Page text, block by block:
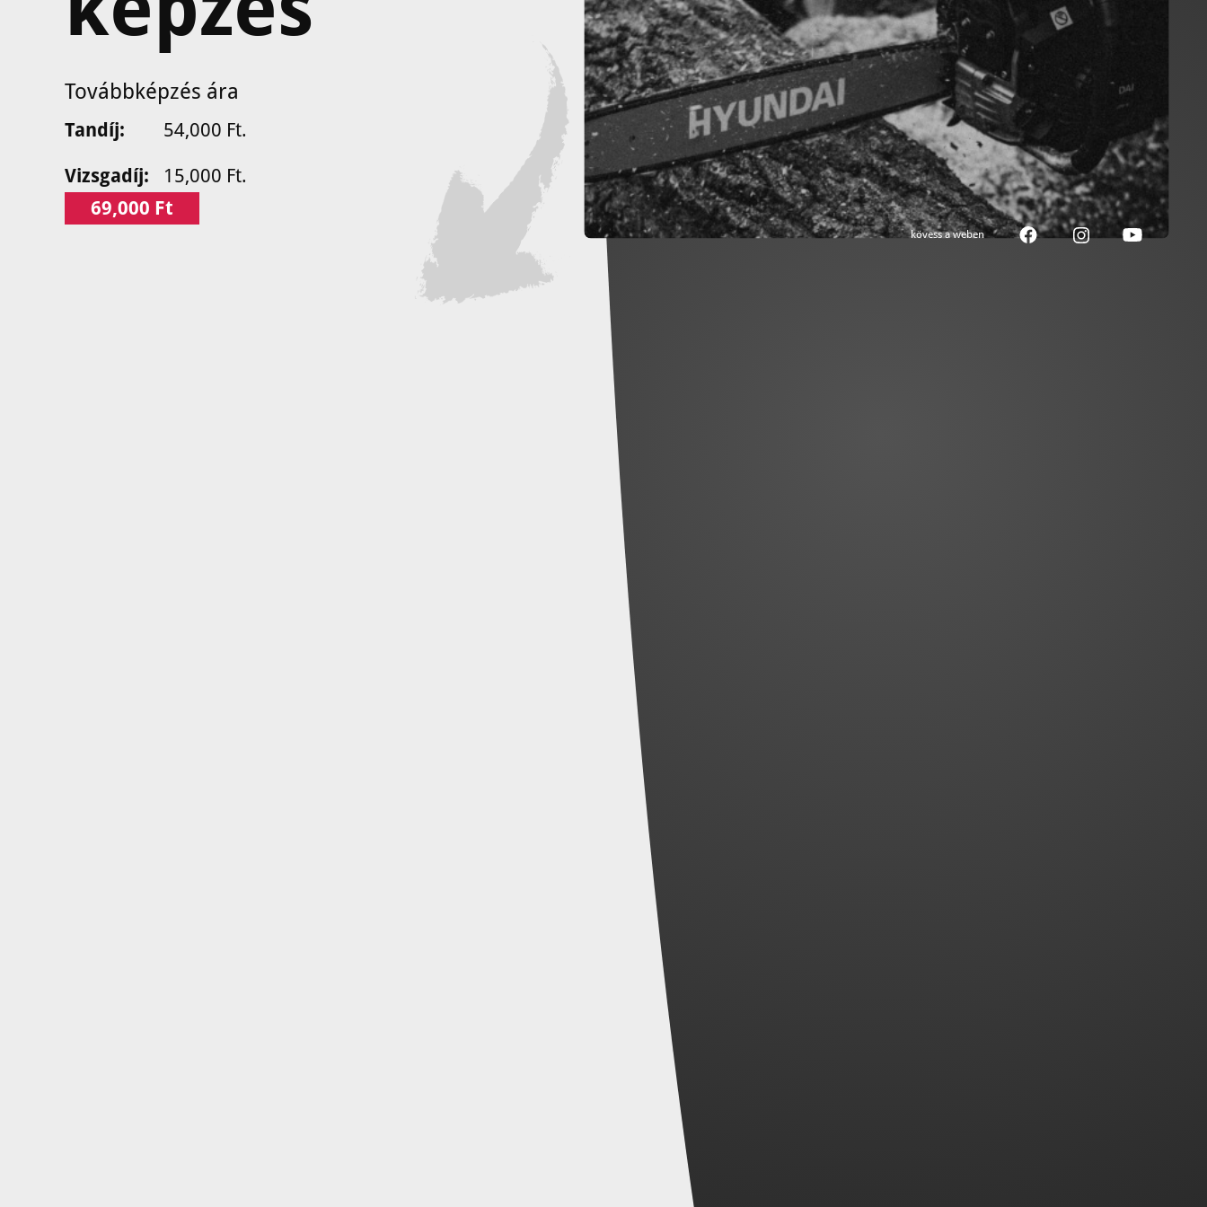
Továbbképzés ára
Tandíj:
Vizsgadíj:
54,000 Ft.
15,000 Ft.
69,000 Ft
kövess a weben